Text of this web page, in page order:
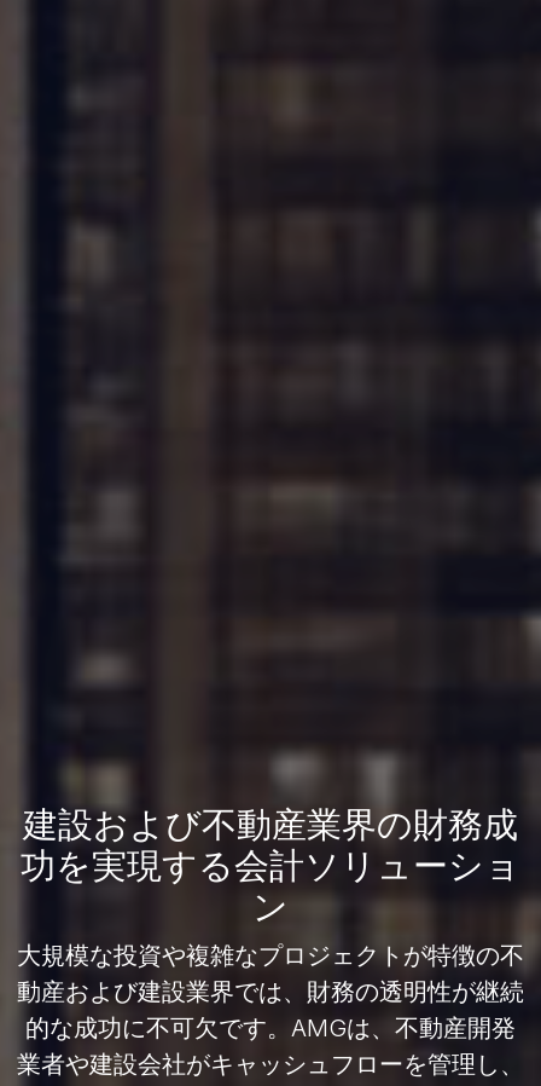
建設および不動産業界の財務成
功を実現する会計ソリューショ
ン
大規模な投資や複雑なプロジェクトが特徴の不
動産および建設業界では、財務の透明性が継続
的な成功に不可欠です。AMGは、不動産開発
業者や建設会社がキャッシュフローを管理し、